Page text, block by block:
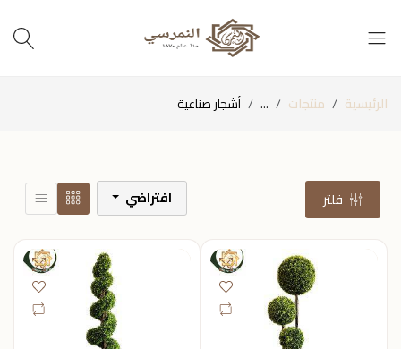
الرئيسية منتجات ... أشجار صناعية
فلتر افتراضي